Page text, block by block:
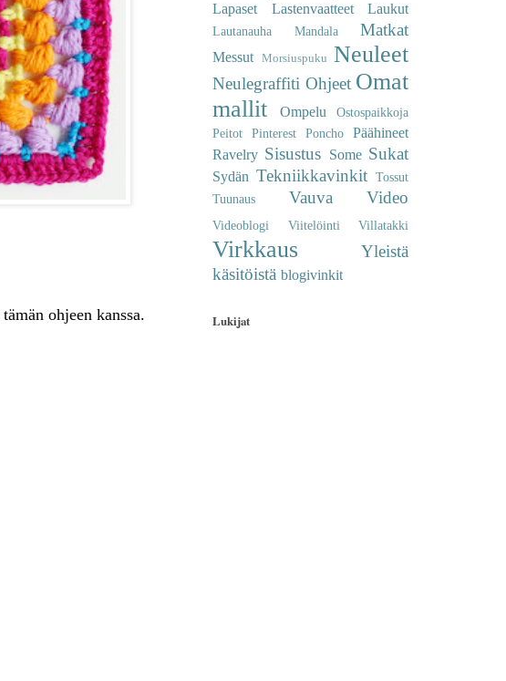
ohjeen kanssa.
Lapaset Lastenvaatteet Laukut
Lautanauha Mandala Matkat
Messut Morsiuspuku Neuleet
Neulegraffiti Ohjeet Omat
mallit
Ompelu Ostospaikkoja
Peitot Pinterest Poncho Päähineet
Ravelry Sisustus Some Sukat
Sydän Tekniikkavinkit Tossut
Tuunaus Vauva Video
Videoblogi Viitelöinti Villatakki
Virkkaus
Yleistä
käsitöistä blogivinkit
Lukijat